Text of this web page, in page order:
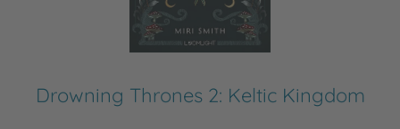
Drowning Thrones 2: Keltic Kingdom